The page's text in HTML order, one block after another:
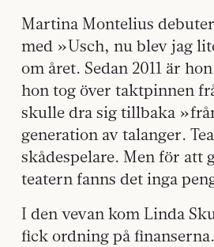
Martina Montelius
med »Usch, nu blev jag
om året. Sedan 2011 är
hon tog över taktpinnen
skulle dra sig tillbaka
generation av talanger.
skådespelare. Men för att
teatern fanns det inga
I den vevan kom Linda
fick ordning på